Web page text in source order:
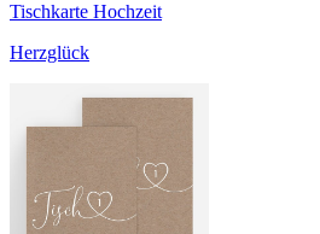
Tischkarte Hochzeit
Herzglück